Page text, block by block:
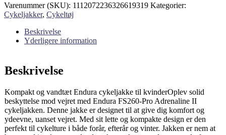
889,00 kr..711,00 kr..
Varenummer (SKU): 1112072236326619319 Kategorier:
Cykeljakker, Cykeltøj
Beskrivelse
Yderligere information
Beskrivelse
Kompakt og vandtæt Endura cykeljakke til kvinderOplev solid
beskyttelse mod vejret med Endura FS260-Pro Adrenaline II
cykeljakken. Denne jakke er designet til at give dig komfort og
ydeevne, uanset vejret. Med sit lette og kompakte design er den
perfekt til cykelture i både forår, efterår og vinter. Jakken er nem at